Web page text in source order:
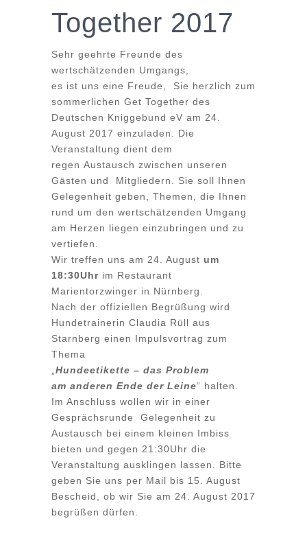
Together 2017
Sehr geehrte Freunde des
wertschätzenden Umgangs,
es ist uns eine Freude, Sie herzlich zum
sommerlichen Get Together des
Deutschen Kniggebund eV am 24.
August 2017 einzuladen. Die
Veranstaltung dient dem
regen Austausch zwischen unseren
Gästen und Mitgliedern. Sie soll Ihnen
Gelegenheit geben, Themen, die Ihnen
rund um den wertschätzenden Umgang
am Herzen liegen einzubringen und zu
vertiefen.
Wir treffen uns am 24. August um
18:30Uhrim Restaurant
Marientorzwinger in Nürnberg.
Nach der offiziellen Begrüßung wird
Hundetrainerin Claudia Rüll aus
Starnberg einen Impulsvortrag zum
Thema
Hundeetikette – das Problem
am anderen Ende der Leine“ halten.
Im Anschluss wollen wir in einer
Gesprächsrunde Gelegenheit zu
Austausch bei einem kleinen Imbiss
bieten und gegen 21:30Uhr die
Veranstaltung ausklingen lassen. Bitte
geben Sie uns per Mail bis 15. August
Bescheid, ob wir Sie am 24. August 2017
begrüßen dürfen.